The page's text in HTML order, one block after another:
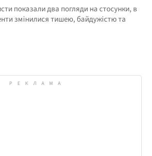
показали два погляди на стосунки, в
змінилися тишею, байдужістю та